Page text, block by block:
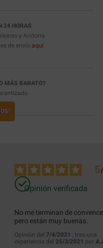
24 HORAS
y Andorra
de envío aquí
MÁS BARATO?
5
Opinión verificada
No me terminan de
pero están muy buenas.
Opinión del 7/4/2021 , tras una
experiencia del 25/3/2021 por